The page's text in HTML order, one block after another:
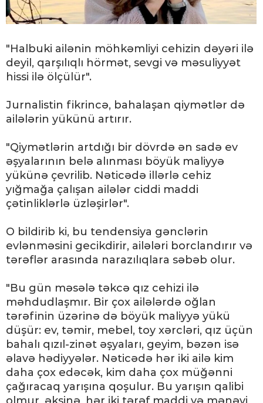
"Halbuki ailənin möhkəmliyi cehizin dəyəri ilə
deyil, qarşılıqlı hörmət, sevgi və məsuliyyət
hissi ilə ölçülür".
Jurnalistin fikrincə, bahalaşan qiymətlər də
ailələrin yükünü artırır.
"Qiymətlərin artdığı bir dövrdə ən sadə ev
əşyalarının belə alınması böyük maliyyə
yükünə çevrilib. Nəticədə illərlə cehiz
yığmağa çalışan ailələr ciddi maddi
çətinliklərlə üzləşirlər".
O bildirib ki, bu tendensiya gənclərin
evlənməsini gecikdirir, ailələri borclandırır və
tərəflər arasında narazılıqlara səbəb olur.
"Bu gün məsələ təkcə qız cehizi ilə
məhdudlaşmır. Bir çox ailələrdə oğlan
tərəfinin üzərinə də böyük maliyyə yükü
düşür: ev, təmir, mebel, toy xərcləri, qız üçün
bahalı qızıl-zinət əşyaları, geyim, bəzən isə
əlavə hədiyyələr. Nəticədə hər iki ailə kim
daha çox edəcək, kim daha çox müğənni
çağıracaq yarışına qoşulur. Bu yarışın qalibi